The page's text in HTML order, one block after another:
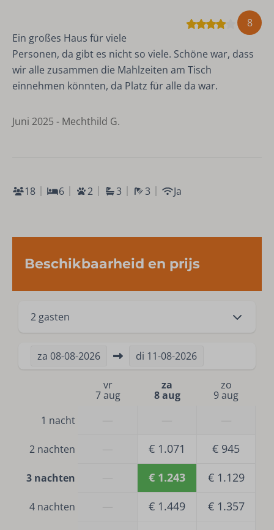
8
Ein großes Haus für viele
Personen, da gibt es nicht so viele. Schöne war, dass
wir alle zusammen die Mahlzeiten am Tisch
einnehmen könnten, da Platz für alle da war.
Juni 2025 - Mechthild G.
18 6 2 3 3 Ja
Beschikbaarheid en prijs
2 gasten
za 08-08-2026 di 11-08-2026
vr
7 aug
za
8 aug
zo
9 aug
1 nacht
2 nachten € 1.071 € 945
3 nachten € 1.243 € 1.129
4 nachten € 1.449 € 1.357